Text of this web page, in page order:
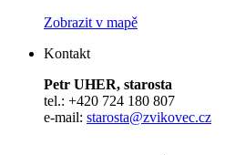
Zobrazit v mapě
Kontakt
Petr UHER, starosta
tel.: +420 724 180 807
e-mail: starosta@zvikovec.cz